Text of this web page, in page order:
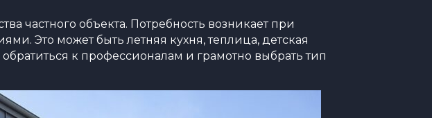
частного объекта. Потребность возникает при
Это может быть летняя кухня, теплица, детская
к профессионалам и грамотно выбрать тип